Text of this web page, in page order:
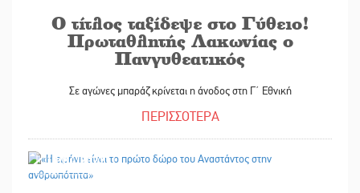
Ο τίτλος ταξίδεψε στο Γύθειο!
Πρωταθλητής Λακωνίας ο
Πανγυθεατικός
Σε αγώνες μπαράζ κρίνεται η άνοδος στη Γ΄ Εθνική
ΠΕΡΙΣΣΟΤΕΡΑ
18/04/2022